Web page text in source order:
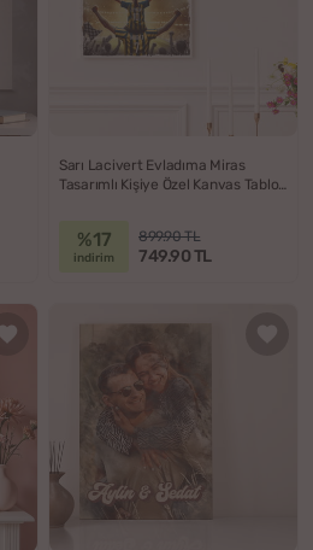
Sarı Lacivert Evladıma Miras
Tasarımlı Kişiye Özel Kanvas Tablo
%17
indirim
899.90 TL
749.90 TL